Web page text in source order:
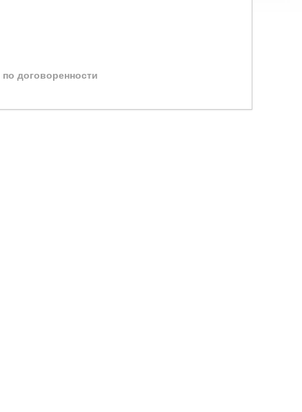
по договоренности